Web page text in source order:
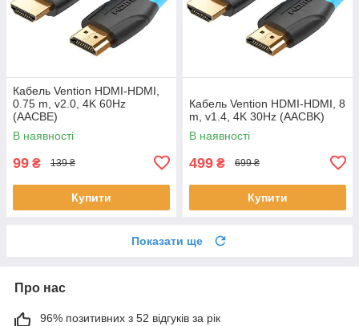
Кабель Vention HDMI-HDMI,
0.75 m, v2.0, 4K 60Hz
(AACBE)
В наявності
99 ₴ 139 ₴
Купити
Кабель Vention HDMI-HDMI, 8
m, v1.4, 4K 30Hz (AACBK)
В наявності
499 ₴ 699 ₴
Купити
Показати ще
Про нас
96% позитивних з 52 відгуків за рік